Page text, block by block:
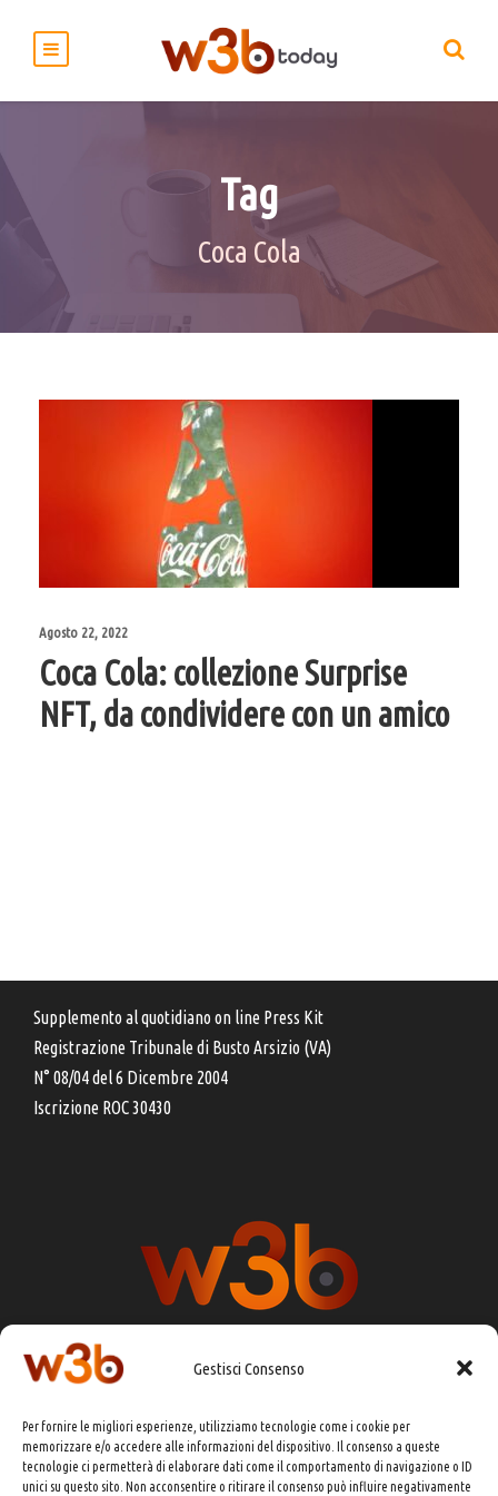
Gestisci Consenso
Per fornire le migliori esperienze, utilizziamo tecnologie come i cookie per
memorizzare e/o accedere alle informazioni del dispositivo. Il consenso a queste
tecnologie ci permetterà di elaborare dati come il comportamento di navigazione o ID
unici su questo sito. Non acconsentire o ritirare il consenso può influire negativamente
Tag
Coca Cola
Agosto 22, 2022
Coca Cola: collezione Surprise
NFT, da condividere con un amico
Supplemento al quotidiano on line Press Kit
Registrazione Tribunale di Busto Arsizio (VA)
N° 08/04 del 6 Dicembre 2004
Iscrizione ROC 30430
DIRETTORE RESPONSABILE:
CHIARA PORTA
REDAZIONE & GRAFICA:EOIPSO.IT
EDITORE:EOIPSO.IT